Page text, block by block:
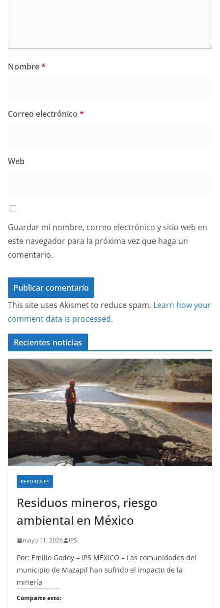
Nombre*
Correo electrónico *
Web
Guardar mi nombre, correo electrónico y sitio web en
este navegador para la próxima vez que haga un
comentario.
This site uses Akismet to reduce spam. Learn how your
comment data is processed.
Recientes noticias
REPORTAJES
Residuos mineros, riesgo
ambiental en México
mayo 11, 2026 IPS
Por: Emilio Godoy – IPS MÉXICO – Las comunidades del
municipio de Mazapil han sufrido el impacto de la
minería
Comparte esto: